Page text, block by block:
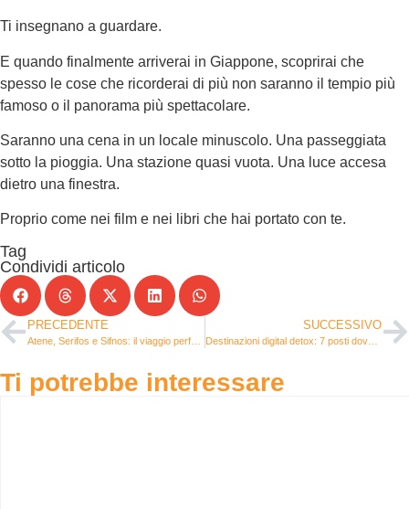
Ti insegnano a guardare.
E quando finalmente arriverai in Giappone, scoprirai che
spesso le cose che ricorderai di più non saranno il tempio più
famoso o il panorama più spettacolare.
Saranno una cena in un locale minuscolo. Una passeggiata
sotto la pioggia. Una stazione quasi vuota. Una luce accesa
dietro una finestra.
Proprio come nei film e nei libri che hai portato con te.
Tag
Condividi articolo
PRECEDENTE SUCCESSIVO
Destinazioni digital detox: 7 posti dove internet funziona male (e tu vivi meglio)
Ti potrebbe interessare